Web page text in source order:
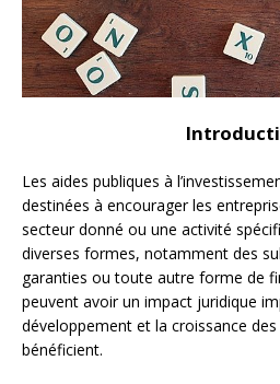
Les aides publiques à
destinées à encourager les
secteur donné ou une activité
diverses formes, notamment des
garanties ou toute autre forme de
peuvent avoir un impact juridique
développement et la croissance
bénéficient.